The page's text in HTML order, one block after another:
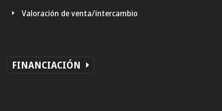
Valoración de venta/intercambio
FINANCIACIÓN